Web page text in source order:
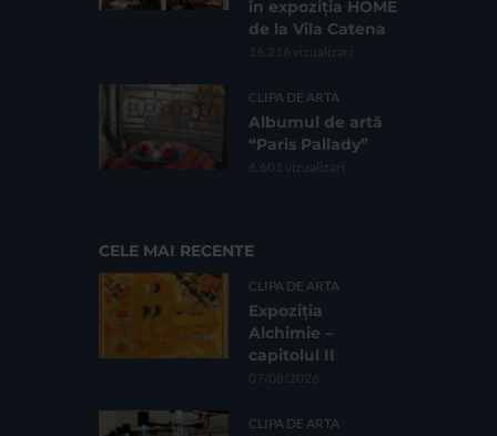
în expoziția HOME
de la Vila Catena
16.216 vizualizari
CLIPA DE ARTA
Albumul de artă
“Paris Pallady”
6.601 vizualizari
CELE MAI RECENTE
CLIPA DE ARTA
Expoziția
Alchimie –
capitolul II
07/08/2026
CLIPA DE ARTA